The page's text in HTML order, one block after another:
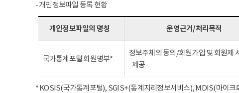
- 개인정보파일 등록 현황
개인정보파일의 명칭 운영근거/처리목적
국가통계포털 회원명부*
정보주체의 동의/회원가입 및 회원제
제공
* KOSIS(국가통계포털), SGIS+(통계지리정보서비스), MDIS(마이